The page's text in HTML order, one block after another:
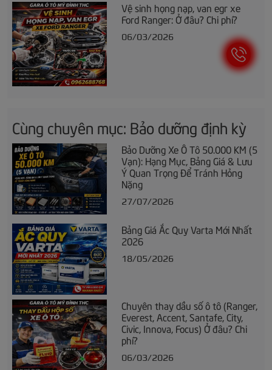
Vệ sinh họng nạp, van egr xe
Ford Ranger: Ở đâu? Chi phí?
06/03/2026
Cùng chuyên mục: Bảo dưỡng định kỳ
Bảo Dưỡng Xe Ô Tô 50.000 KM (5
Vạn): Hạng Mục, Bảng Giá & Lưu
Ý Quan Trọng Để Tránh Hỏng
Nặng
27/07/2026
Bảng Giá Ắc Quy Varta Mới Nhất
2026
18/05/2026
Chuyên thay dầu số ô tô (Ranger,
Everest, Accent, Santafe, City,
Civic, Innova, Focus) Ở đâu? Chi
phí?
06/03/2026